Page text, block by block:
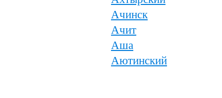
Ачинск
Ачит
Аша
Аютинский